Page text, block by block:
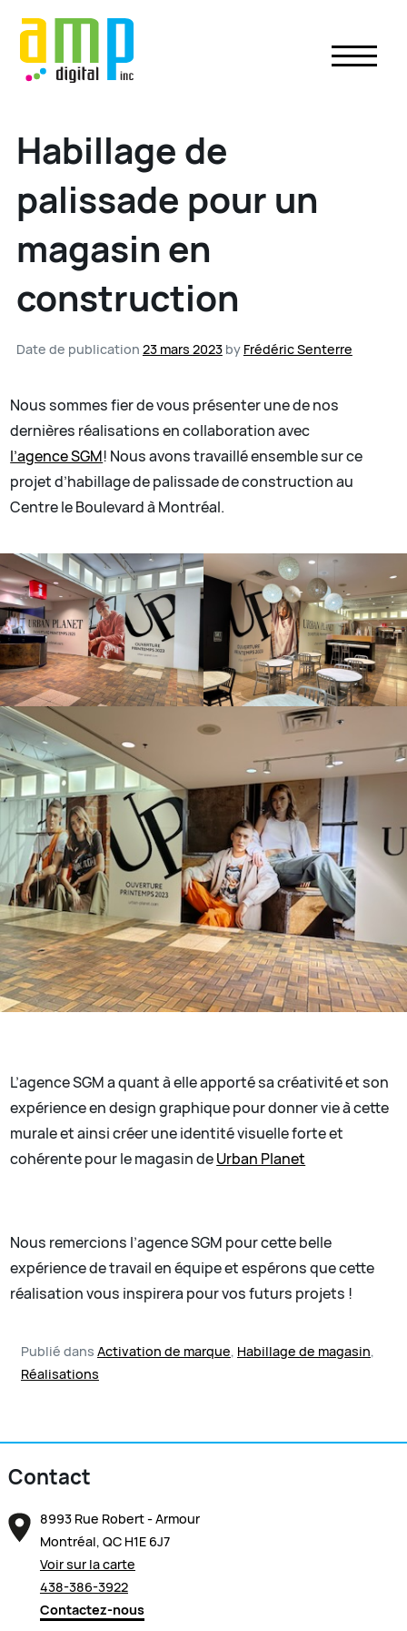
content
Habillage de
palissade pour un
magasin en
construction
Date de publication 23 mars 2023by Frédéric Senterre
Nous sommes fier de vous présenter une de nos
dernières réalisations en collaboration avec
l’agence SGM! Nous avons travaillé ensemble sur ce
projet d’habillage de palissade de construction au
Centre le Boulevard à Montréal.
L’agence SGM a quant à elle apporté sa créativité et son
expérience en design graphique pour donner vie à cette
murale et ainsi créer une identité visuelle forte et
cohérente pour le magasin deUrban Planet
Nous remercions l’agence SGM pour cette belle
expérience de travail en équipe et espérons que cette
réalisation vous inspirera pour vos futurs projets !
Publié dans Activation de marque, Habillage de magasin,
Réalisations
Contact
8993 Rue Robert - Armour
Montréal, QC H1E 6J7
Voir sur la carte
438-386-3922
Contactez-nous